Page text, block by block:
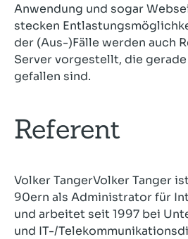
Anwendung und sogar
stecken
der (Aus-)Fälle werden auch
Server vorgestellt, die gerade
gefallen sind.
Referent
Volker TangerVolker Tanger
90ern als Administrator für
und arbeitet seit 1997 bei
und IT-/